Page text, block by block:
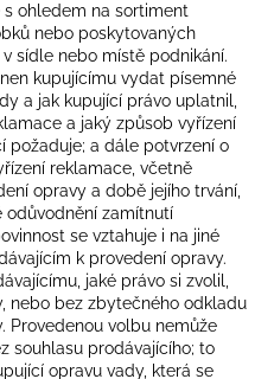
ohledem na sortiment
nebo poskytovaných
sídle nebo místě podnikání.
kupujícímu vydat písemné
a jak kupující právo uplatnil,
a jaký způsob vyřízení
požaduje; a dále potvrzení o
reklamace, včetně
opravy a době jejího trvání,
odůvodnění zamítnutí
se vztahuje i na jiné
k provedení opravy.
jaké právo si zvolil,
nebo bez zbytečného odkladu
Provedenou volbu nemůže
souhlasu prodávajícího; to
opravu vady, která se